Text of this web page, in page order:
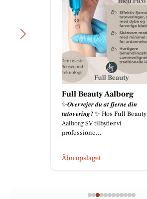
Full Beauty Aalborg
✨𝑶𝒗𝒆𝒓𝒗𝒆𝒋𝒆𝒓 𝒅𝒖 𝒂𝒕 𝒇𝒋𝒆𝒓𝒏𝒆 𝒅𝒊𝒏
𝒕𝒂𝒕𝒐𝒗𝒆𝒓𝒊𝒏𝒈? ✨ Hos Full Beauty
Aalborg SV tilbyder vi
professione...
Åbn opslaget